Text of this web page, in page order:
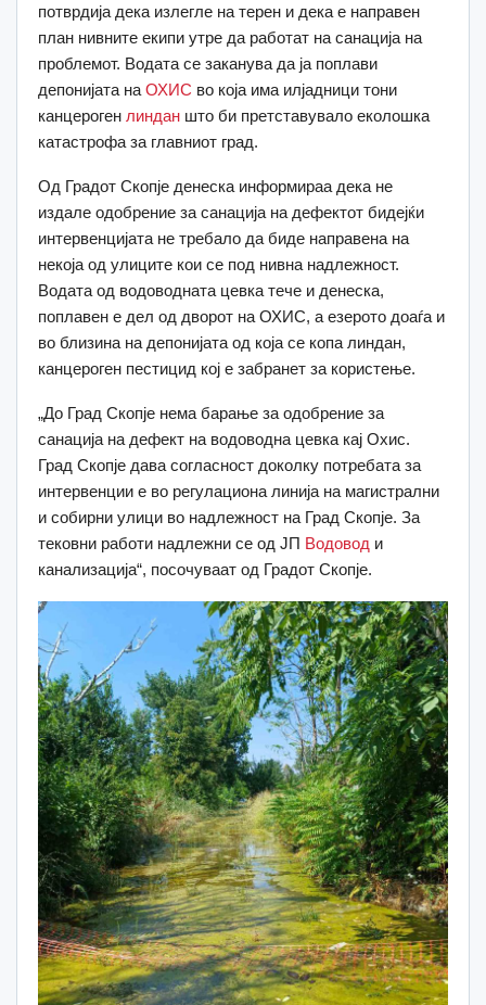
потврдија дека излегле на терен и дека е направен
план нивните екипи утре да работат на санација на
проблемот. Водата се заканува да ја поплави
депонијата на ОХИС во која има илјадници тони
канцероген линдан што би претставувало еколошка
катастрофа за главниот град.
Од Градот Скопје денеска информираа дека не
издале одобрение за санација на дефектот бидејќи
интервенцијата не требало да биде направена на
некоја од улиците кои се под нивна надлежност.
Водата од водоводната цевка тече и денеска,
поплавен е дел од дворот на ОХИС, а езерото доаѓа и
во близина на депонијата од која се копа линдан,
канцероген пестицид кој е забранет за користење.
„До Град Скопје нема барање за одобрение за
санација на дефект на водоводна цевка кај Охис.
Град Скопје дава согласност доколку потребата за
интервенции е во регулациона линија на магистрални
и собирни улици во надлежност на Град Скопје. За
тековни работи надлежни се од ЈП Водовод и
канализација“, посочуваат од Градот Скопје.